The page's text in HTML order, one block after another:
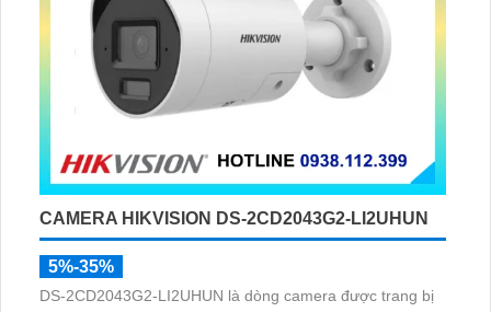
CAMERA HIKVISION DS-2CD2043G2-LI2UHUN
5%-35%
DS-2CD2043G2-LI2UHUN là dòng camera được trang bị